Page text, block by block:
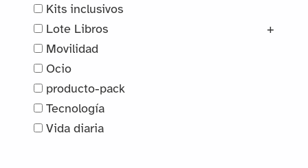
Kits inclusivos
Lote Libros
+
Movilidad
Ocio
producto-pack
Tecnología
Vida diaria